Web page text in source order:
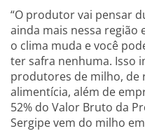
“O produtor vai pensar
ainda mais nessa
o clima muda e você
ter safra nenhuma. Isso
produtores de milho, de
alimentícia, além de
52% do Valor Bruto da
Sergipe vem do milho